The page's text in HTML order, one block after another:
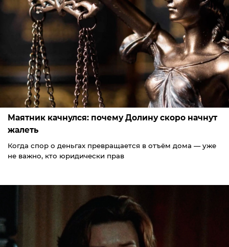
Маятник качнулся: почему Долину скоро начнут
жалеть
Когда спор о деньгах превращается в отъём дома — уже
не важно, кто юридически прав